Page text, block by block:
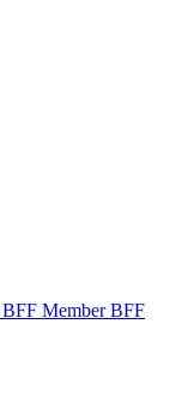
BFF MemberBFF